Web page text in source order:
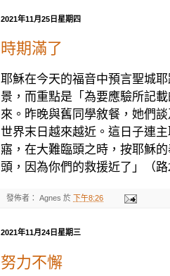
2021年11月25日星期四
時期滿了
耶穌在今天的福音中預言聖城
景，而重點是「為要應驗所記
來。昨晚與舊同學敘餐，她們
世界末日越來越近。這日子連
寤，在大難臨頭之時，按耶穌
頭，因為你們的救援近了」（路
發佈者： Agnes 於 下午8:26
2021年11月24日星期三
努力不懈